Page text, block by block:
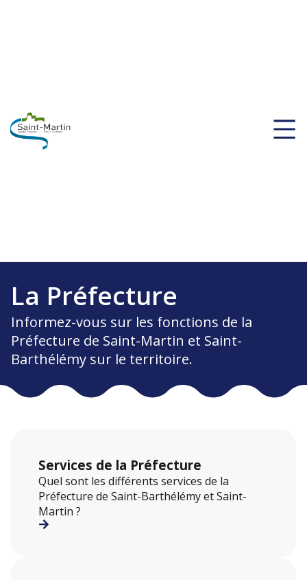
La Préfecture
Informez-vous sur les fonctions de la
Préfecture de Saint-Martin et Saint-
Barthélémy sur le territoire.
Services de la Préfecture
Quel sont les différents services de la
Préfecture de Saint-Barthélémy et Saint-
Martin ?